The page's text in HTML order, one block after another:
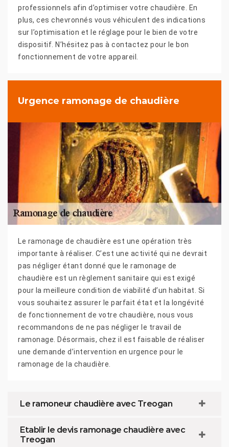
professionnels afin d’optimiser votre chaudière. En
plus, ces chevronnés vous véhiculent des indications
sur l’optimisation et le réglage pour le bien de votre
dispositif. N’hésitez pas à contactez pour le bon
fonctionnement de votre appareil.
Urgence ramonage de chaudière
Le ramonage de chaudière est une opération très
importante à réaliser. C’est une activité qui ne devrait
pas négliger étant donné que le ramonage de
chaudière est un règlement sanitaire qui est exigé
pour la meilleure condition de viabilité d’un habitat. Si
vous souhaitez assurer le parfait état et la longévité
de fonctionnement de votre chaudière, nous vous
recommandons de ne pas négliger le travail de
ramonage. Désormais, chez il est faisable de réaliser
une demande d’intervention en urgence pour le
ramonage de la chaudière.
Le ramoneur chaudière avec Treogan
Etablir le devis ramonage chaudière avec
Treogan